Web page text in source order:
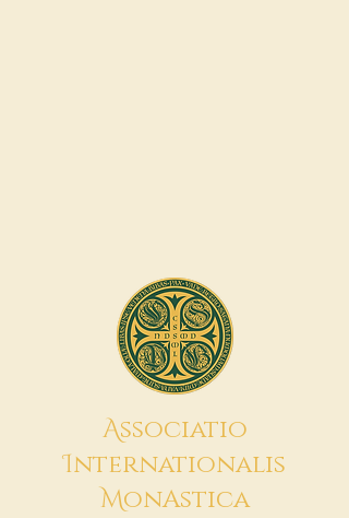
Associatio
Internationalis
MonAstica